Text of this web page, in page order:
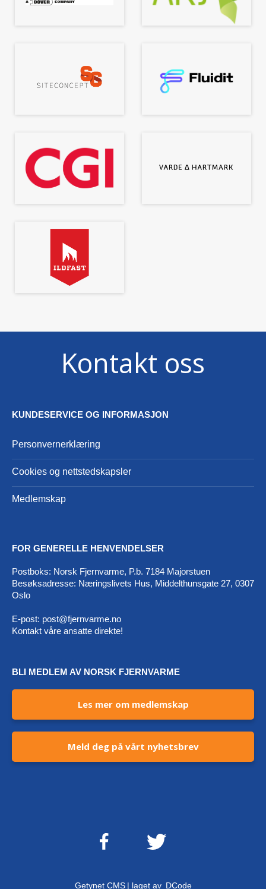
Kontakt oss
KUNDESERVICE OG INFORMASJON
Personvernerklæring
Cookies og nettstedskapsler
Medlemskap
FOR GENERELLE HENVENDELSER
Postboks: Norsk Fjernvarme, P.b. 7184 Majorstuen
Besøksadresse: Næringslivets Hus, Middelthunsgate 27, 0307
Oslo
E-post: post@fjernvarme.no
Kontakt våre ansatte direkte!
BLI MEDLEM AV NORSK FJERNVARME
Les mer om medlemskap
Meld deg på vårt nyhetsbrev
Getynet CMS | laget av DCode